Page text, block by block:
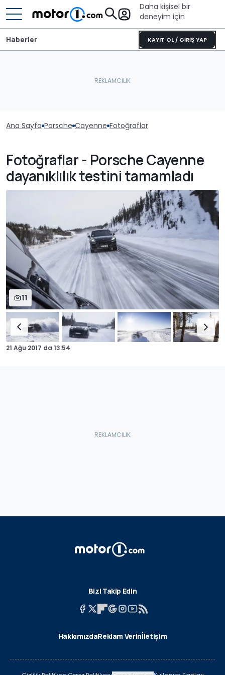
Daha kişisel bir
deneyim için
KAYIT OL / GİRİŞ YAP
Haberler
Ana Sayfa Porsche Cayenne Fotoğraflar
Fotoğraflar - Porsche Cayenne
dayanıklılık testini tamamladı
11
21 Ağu 2017 da 13:54
Bizi Takip Edin
HakkımızdaReklam Verinİletişim